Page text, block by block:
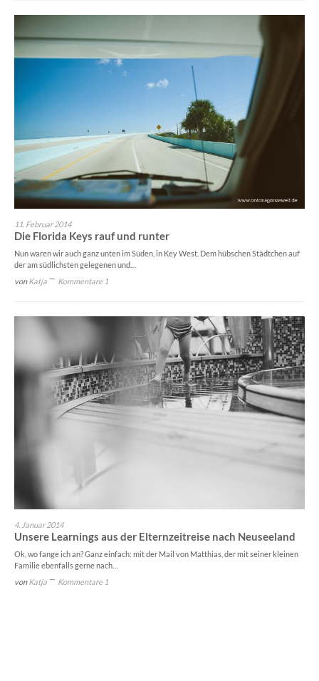
11. Februar 2014
Die Florida Keys rauf und runter
Nun waren wir auch ganz unten im Süden, in Key West. Dem hübschen Städtchen auf
der am südlichsten gelegenen und…
vonKatja Kommentare 1
4. Januar 2014
Unsere Learnings aus der Elternzeitreise nach Neuseeland
Ok, wo fange ich an? Ganz einfach: mit der Mail von Matthias, der mit seiner kleinen
Familie ebenfalls gerne nach…
vonKatja Kommentare 1